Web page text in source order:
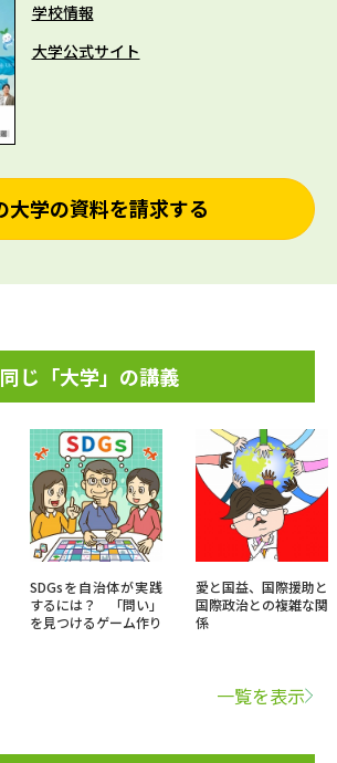
学校情報
大学公式サイト
大学の資料を請求する
同じ「大学」の講義
SDGsを自治体が実践
するには？ 「問い」
を見つけるゲーム作り
愛と国益、国際援助と
国際政治との複雑な関
係
一覧を表示